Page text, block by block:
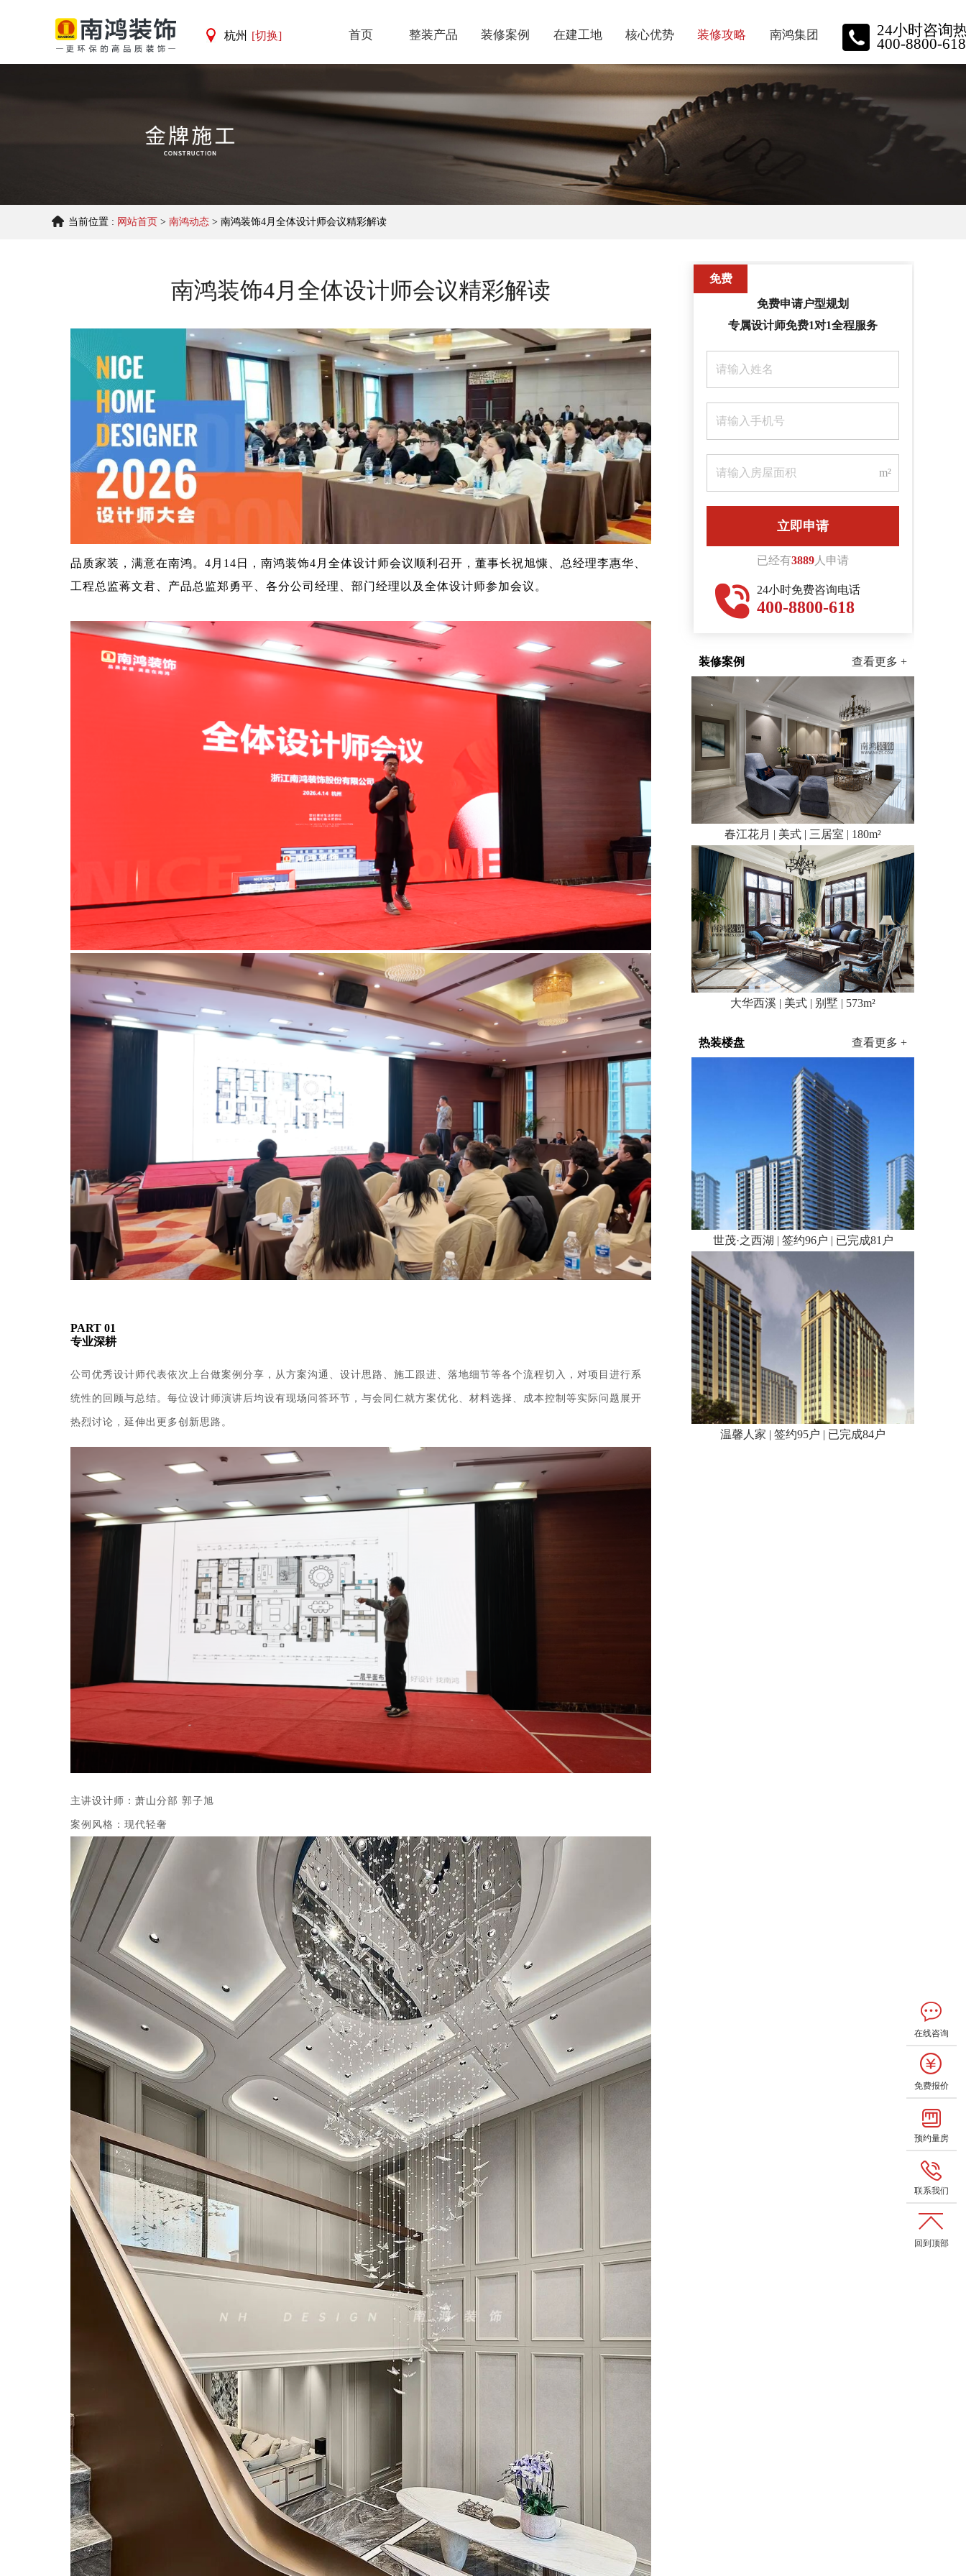
杭州 [切换] 首页 整装产品
1399套餐
1599套餐
装修案例
经典案例
VR案例
视频案例
在建工地
热装楼盘
在建工地
核心优势
品质保障
金牌施工
七星金钻
环保装修
装修攻略
装修资讯
家装小视频
南鸿集团
南鸿动态
员工风采
联系我们
24小时咨询
400-8800-618
当前位置 : 网站首页 > 南鸿动态 > 南鸿装饰4月全体设计师会议精彩解读
南鸿装饰4月全体设计师会议精彩解读
品质家装，满意在南鸿。4月14日，南鸿装饰4月全体设计师会议顺利召开，董事长祝旭慷、总经理李惠华、
工程总监蒋文君、产品总监郑勇平、各分公司经理、部门经理以及全体设计师参加会议。
PART 01
专业深耕
公司优秀设计师代表依次上台做案例分享，从方案沟通、设计思路、施工跟进、落地细节等各个流程切入，对项目进行系
统性的回顾与总结。每位设计师演讲后均设有现场问答环节，与会同仁就方案优化、材料选择、成本控制等实际问题展开
热烈讨论，延伸出更多创新思路。
主讲设计师：萧山分部 郭子旭
案例风格：现代轻奢
免费
免费申请户型规划
专属设计师免费1对1全程服务
m²
已经有3889人申请
24小时免费咨询电话
400-8800-618
装修案例 查看更多 +
春江花月 | 美式 | 三居室 | 180m²
大华西溪 | 美式 | 别墅 | 573m²
热装楼盘 查看更多 +
世茂·之西湖 | 签约96户 | 已完成81户
温馨人家 | 签约95户 | 已完成84户
在线咨询
免费报价
预约量房
联系我们
回到顶部